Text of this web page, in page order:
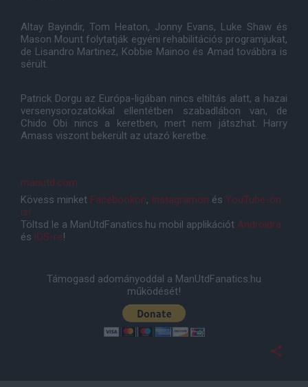
Altay Bayindir, Tom Heaton, Jonny Evans, Luke Shaw és
Mason Mount folytatják egyéni rehabilitációs programjukat,
de Lisandro Martinez, Kobbie Mainoo és Amad továbbra is
sérült.
Patrick Dorgu az Európa-ligában nincs eltiltás alatt, a hazai
versenysorozatokkal ellentétben szabadlábon van, de
Chido Obi nincs a keretben, mert nem játszhat. Harry
Amass viszont bekerült az utazó keretbe.
manutd.com
Kövess minket Facebookon, Instagramon és YouTube-on
is!
Töltsd le a ManUtdFanatics.hu mobil applikációt Androidra
és iOS-re!
Támogasd adományoddal a ManUtdFanatics.hu
működését!